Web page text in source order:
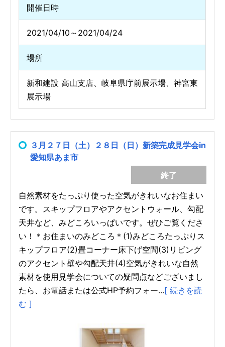
開催日時
2021/04/10～2021/04/24
場所
新和建設 高山支店、岐阜県庁前展示場、神宮東
展示場
３月２７日（土）２８日（日）新築完成見学会in
愛知県あま市
終了
自然素材をたっぷり使った空気がきれいなお住まい
です。スキップフロアやアクセントウォール、勾配
天井など、みどころいっぱいです。ぜひご覧くださ
い！＊お住まいのみどころ＊(1)みどころたっぷりス
キップフロア(2)畳コーナー床下げ空間(3)リビング
のアクセント壁や勾配天井(4)空気がきれいな自然
素材を使用見学会についての疑問点などございまし
たら、お電話または公式HP予約フォー...[ 続きを読
む ]